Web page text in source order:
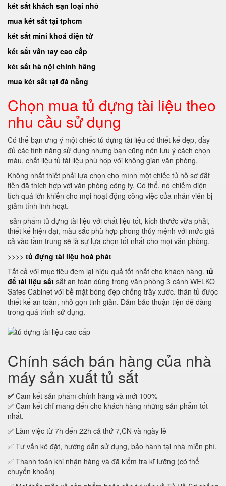
két sắt khách sạn loại nhỏ
mua két sắt tại tphcm
két sắt mini khoá điện tử
két sắt vân tay cao cấp
két sắt hà nội chính hãng
mua két sắt tại đà nẵng
Chọn mua tủ đựng tài liệu theo
nhu cầu sử dụng
Có thể bạn ưng ý một chiếc tủ đựng tài liệu có thiết kế đẹp, đầy
đủ các tính năng sử dụng nhưng bạn cũng nên lưu ý cách chọn
màu, chất liệu tủ tài liệu phù hợp với không gian văn phòng.
Không nhất thiết phải lựa chọn cho mình một chiếc tủ hồ sơ đắt
tiền đã thích hợp với văn phòng công ty. Có thể, nó chiếm diện
tích quá lớn khiến cho mọi hoạt động công việc của nhân viên bị
giảm tính linh hoạt.
sản phẩm tủ đựng tài liệu với chất liệu tốt, kích thước vừa phải,
thiết kế hiện đại, màu sắc phù hợp phong thủy mệnh với mức giá
cả vào tầm trung sẽ là sự lựa chọn tốt nhất cho mọi văn phòng.
>>>> tủ đựng tài liệu hoà phát
Tất cả với mục tiêu đem lại hiệu quả tốt nhất cho khách hàng. tủ
để tài liệu sắt sắt an toàn dùng trong văn phòng 3 cánh WELKO
Safes Cabinet với bề mặt bóng đẹp chống trầy xước. thân tủ được
thiết kế an toàn, nhỏ gọn tinh giản. Đảm bảo thuận tiện dễ dàng
trong quá trình sử dụng.
Chính sách bán hàng của nhà
máy sản xuất tủ sắt
✅ Cam kết sản phẩm chính hãng và mới 100%
✅ Cam kết chỉ mang đến cho khách hàng những sản phẩm tốt
nhất.
✅ Làm việc từ 7h đến 22h cả thứ 7,CN và ngày lễ
✅ Tư vấn kê đặt, hướng dẫn sử dụng, bảo hành tại nhà miễn phí.
✅ Thanh toán khi nhận hàng và đã kiểm tra kĩ lưỡng (có thể
chuyển khoản)